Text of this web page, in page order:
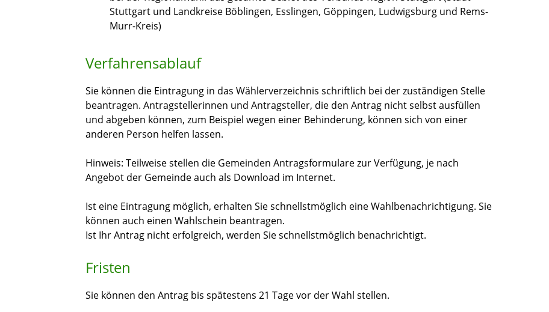
Stuttgart und Landkreise Böblingen, Esslingen, Göppingen, Ludwigsburg und Rems-
Murr-Kreis)
Verfahrensablauf
Sie können die Eintragung in das Wählerverzeichnis schriftlich bei der zuständigen Stelle
beantragen. Antragstellerinnen und Antragsteller, die den Antrag nicht selbst ausfüllen
und abgeben können, zum Beispiel wegen einer Behinderung, können sich von einer
anderen Person helfen lassen.
Hinweis: Teilweise stellen die Gemeinden Antragsformulare zur Verfügung, je nach
Angebot der Gemeinde auch als Download im Internet.
Ist eine Eintragung möglich, erhalten Sie schnellstmöglich eine Wahlbenachrichtigung. Sie
können auch einen Wahlschein beantragen.
Ist Ihr Antrag nicht erfolgreich, werden Sieschnellstmöglich benachrichtigt.
Fristen
Sie können den Antrag bis spätestens 21 Tage vor der Wahl stellen.